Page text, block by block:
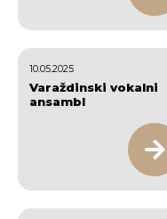
Varaždinski vokalni
ansambl
10.05.2025